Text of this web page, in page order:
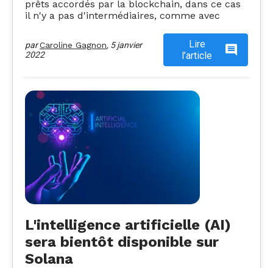
prêts accordés par la blockchain, dans ce cas
il n'y a pas d'intermédiaires, comme avec
parCaroline Gagnon, 5 janvier
2022
Lire
l’article
L'intelligence artificielle (AI)
sera bientôt disponible sur
Solana